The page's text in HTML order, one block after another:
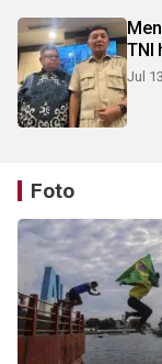
TNI
Jul
Foto